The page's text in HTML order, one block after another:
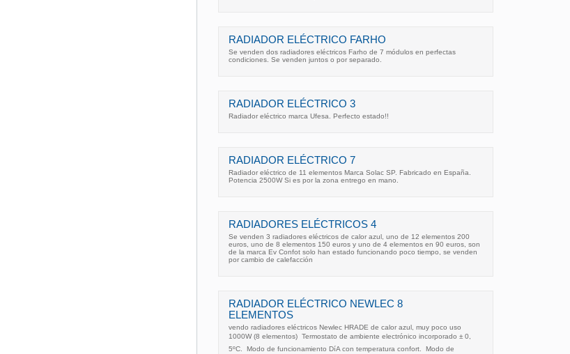
RADIADOR ELÉCTRICO FARHO
Se venden dos radiadores eléctricos Farho de 7 módulos en perfectas
condiciones. Se venden juntos o por separado.
RADIADOR ELÉCTRICO 3
Radiador eléctrico marca Ufesa. Perfecto estado!!
RADIADOR ELÉCTRICO 7
Radiador eléctrico de 11 elementos Marca Solac SP. Fabricado en España.
Potencia 2500W Si es por la zona entrego en mano.
RADIADORES ELÉCTRICOS 4
Se venden 3 radiadores eléctricos de calor azul, uno de 12 elementos 200
euros, uno de 8 elementos 150 euros y uno de 4 elementos en 90 euros, son
de la marca Ev Confot solo han estado funcionando poco tiempo, se venden
por cambio de calefacción
RADIADOR ELÉCTRICO NEWLEC 8
ELEMENTOS
vendo radiadores eléctricos Newlec HRADE de calor azul, muy poco uso
1000W (8 elementos)  Termostato de ambiente electrónico incorporado ± 0,
5ºC.  Modo de funcionamiento DíA con temperatura confort.  Modo de